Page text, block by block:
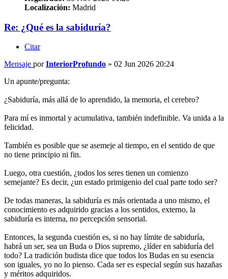
Localización: Madrid
Re: ¿Qué es la sabiduría?
Citar
Mensaje porInteriorProfundo » 02 Jun 2026 20:24
Un apunte/pregunta:
¿Sabiduría, más allá de lo aprendido, la memoria, el cerebro?
Para mí es inmortal y acumulativa, también indefinible. Va unida a la
felicidad.
También es posible que se asemeje al tiempo, en el sentido de que
no tiene principio ni fin.
Luego, otra cuestión, ¿todos los seres tienen un comienzo
semejante? Es decir, ¿un estado primigenio del cual parte todo ser?
De todas maneras, la sabiduría es más orientada a uno mismo, el
conocimiento es adquirido gracias a los sentidos, externo, la
sabiduría es interna, no percepción sensorial.
Entonces, la segunda cuestión es, si no hay límite de sabiduría,
habrá un ser, sea un Buda o Dios supremo, ¿líder en sabiduría del
todo? La tradición budista dice que todos los Budas en su esencia
son iguales, yo no lo pienso. Cada ser es especial según sus hazañas
y méritos adquiridos.